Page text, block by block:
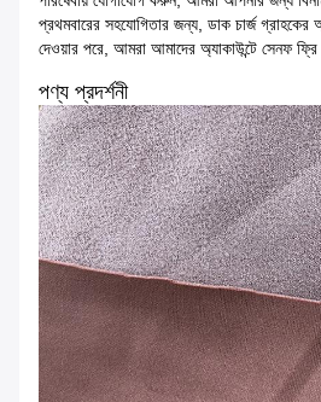
প্রথমবারের সহযোগিতার জন্য, ডাক চার্জ গ্রাহকের
দেওয়ার পরে, আমরা আমাদের অ্যাকাউন্টে সেনফ
পণ্য প্রদর্শনী